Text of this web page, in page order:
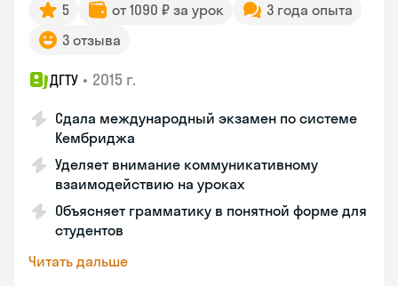
5 от 1090 ₽ за урок
3 года опыта
3 отзыва
ДГТУ • 2015 г.
Сдала международный экзамен по системе
Кембриджа
Уделяет внимание коммуникативному
взаимодействию на уроках
Объясняет грамматику в понятной форме для
студентов
Читать дальше